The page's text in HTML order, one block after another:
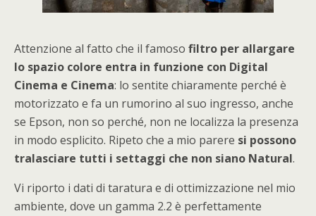
Attenzione al fatto che il famoso filtro per allargare
lo spazio colore entra in funzione con Digital
Cinema e Cinema: lo sentite chiaramente perché è
motorizzato e fa un rumorino al suo ingresso, anche
se Epson, non so perché, non ne localizza la presenza
in modo esplicito. Ripeto che a mio parere si possono
tralasciare tutti i settaggi che non siano Natural.
Vi riporto i dati di taratura e di ottimizzazione nel mio
ambiente, dove un gamma 2.2 è perfettamente